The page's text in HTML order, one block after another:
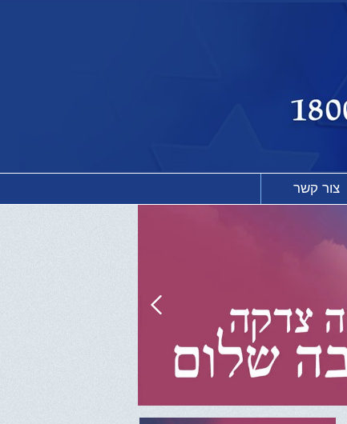
צור קשר